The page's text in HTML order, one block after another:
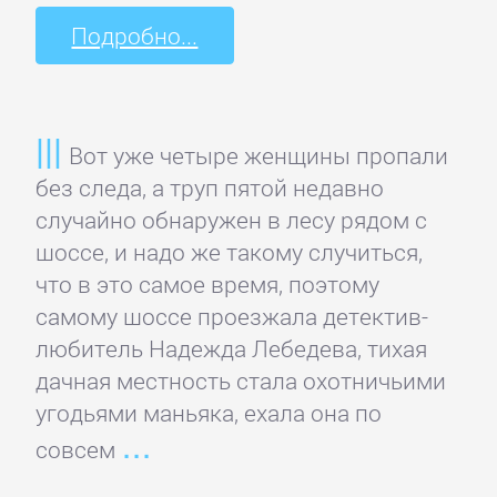
Подробно...
Вот уже четыре женщины пропали
без следа, а труп пятой недавно
случайно обнаружен в лесу рядом с
шоссе, и надо же такому случиться,
что в это самое время, поэтому
самому шоссе проезжала детектив-
любитель Надежда Лебедева, тихая
дачная местность стала охотничьими
угодьями маньяка, ехала она по
совсем
Культурология
Медицина
Педагогика
Политика,
политология
Прочая
образовательная